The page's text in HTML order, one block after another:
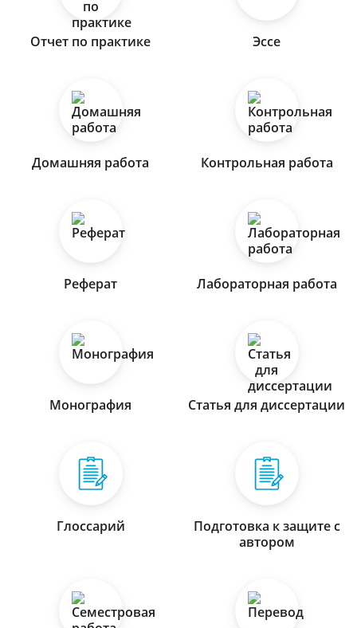
Отчет по практике Эссе
Домашняя работа Контрольная работа
Реферат Лабораторная работа
Монография Статья для диссертации
Глоссарий
Подготовка к защите с
автором